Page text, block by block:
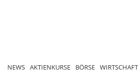
NEWS AKTIENKURSE BÖRSE WIRTSCHAFT